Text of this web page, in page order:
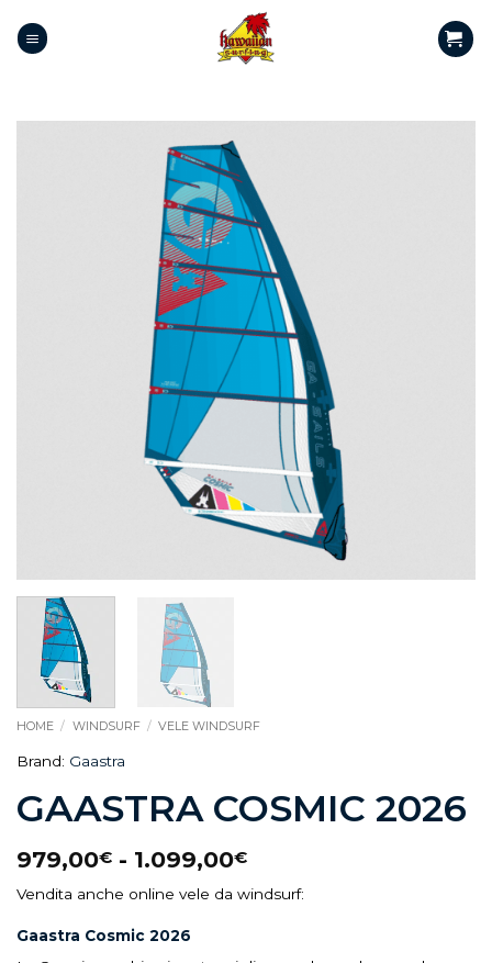
HOME / WINDSURF / VELE WINDSURF
Brand: Gaastra
GAASTRA COSMIC 2026
979,00€ - 1.099,00€
Vendita anche online vele da windsurf:
Gaastra Cosmic 2026